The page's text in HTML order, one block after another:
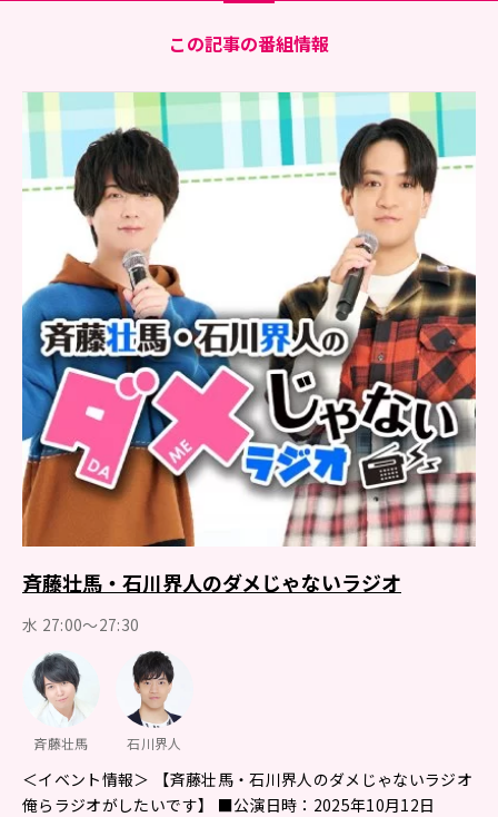
この記事の番組情報
斉藤壮馬・石川界人のダメじゃないラジオ
水 27:00～27:30
斉藤壮馬 石川界人
＜イベント情報＞ 【斉藤壮馬・石川界人のダメじゃないラジオ
俺らラジオがしたいです】 ■公演日時：2025年10月12日